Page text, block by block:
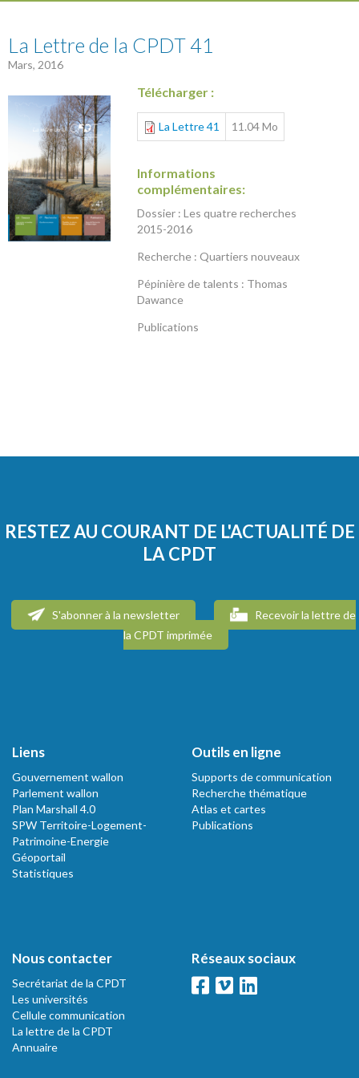
La Lettre de la CPDT 41
Mars, 2016
Télécharger :
La Lettre 41 11.04 Mo
Informations
complémentaires:
Dossier : Les quatre recherches
2015-2016
Recherche : Quartiers nouveaux
Pépinière de talents : Thomas
Dawance
Publications
RESTEZ AU COURANT DE L'ACTUALITÉ DE
LA CPDT
S'abonner à la newsletter
Recevoir la lettre de
la CPDT imprimée
Liens
Gouvernement wallon
Parlement wallon
Plan Marshall 4.0
SPW Territoire-Logement-
Patrimoine-Energie
Géoportail
Statistiques
Outils en ligne
Supports de communication
Recherche thématique
Atlas et cartes
Publications
Nous contacter
Secrétariat de la CPDT
Les universités
Cellule communication
La lettre de la CPDT
Annuaire
Réseaux sociaux